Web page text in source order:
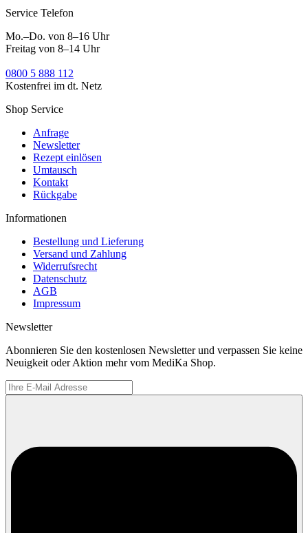
Service Telefon
Mo.–Do. von 8–16 Uhr
Freitag von 8–14 Uhr
0800 5 888 112
Kostenfrei im dt. Netz
Shop Service
Anfrage
Newsletter
Rezept einlösen
Umtausch
Kontakt
Rückgabe
Informationen
Bestellung und Lieferung
Versand und Zahlung
Widerrufsrecht
Datenschutz
AGB
Impressum
Newsletter
Abonnieren Sie den kostenlosen Newsletter und verpassen Sie keine
Neuigkeit oder Aktion mehr vom MediKa Shop.